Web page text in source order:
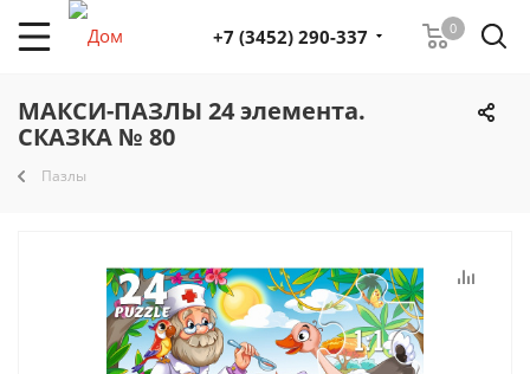
0
+7 (3452) 290-337
МАКСИ-ПАЗЛЫ 24 элемента.
СКАЗКА № 80
Пазлы